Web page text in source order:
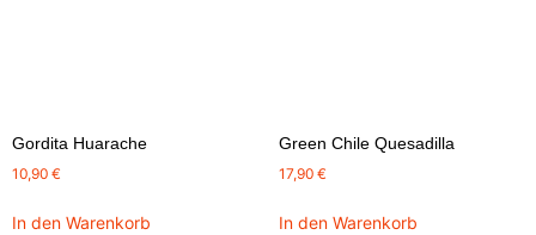
Gordita Huarache
10,90 €
In den Warenkorb
Green Chile Quesadilla
17,90 €
In den Warenkorb